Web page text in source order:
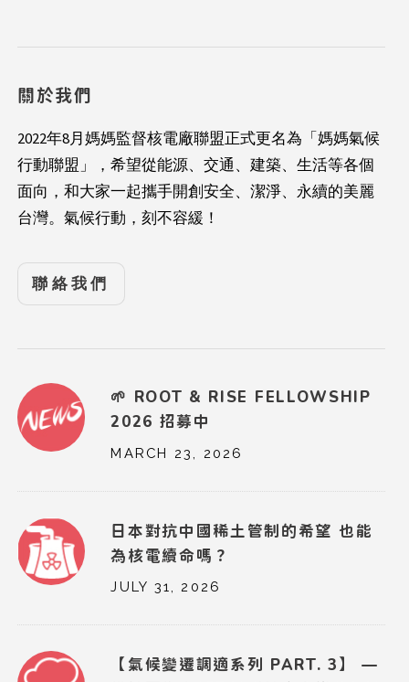
關於我們
2022年8月媽媽監督核電廠聯盟正式更名為「媽媽氣候
行動聯盟」，希望從能源、交通、建築、生活等各個
面向，和大家一起攜手開創安全、潔淨、永續的美麗
台灣。氣候行動，刻不容緩！
聯絡我們
🌱 ROOT & RISE FELLOWSHIP
2026 招募中
MARCH 23, 2026
日本對抗中國稀土管制的希望 也能
為核電續命嗎？
JULY 31, 2026
【氣候變遷調適系列 PART. 3】 —